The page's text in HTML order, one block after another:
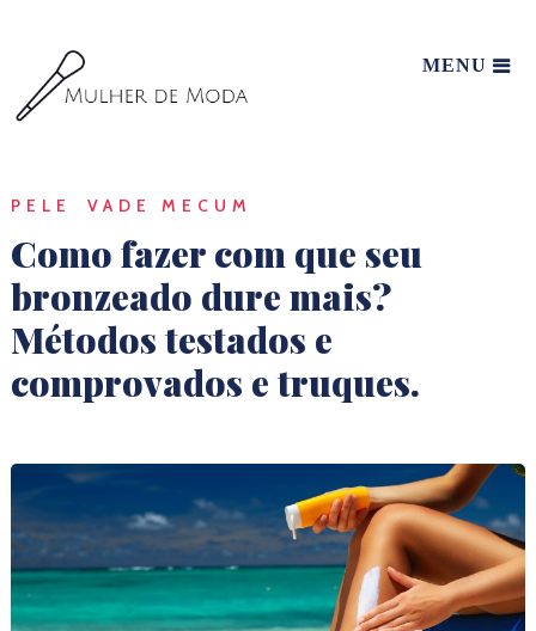
MENU
PELE VADE MECUM
Como fazer com que seu
bronzeado dure mais?
Métodos testados e
comprovados e truques.